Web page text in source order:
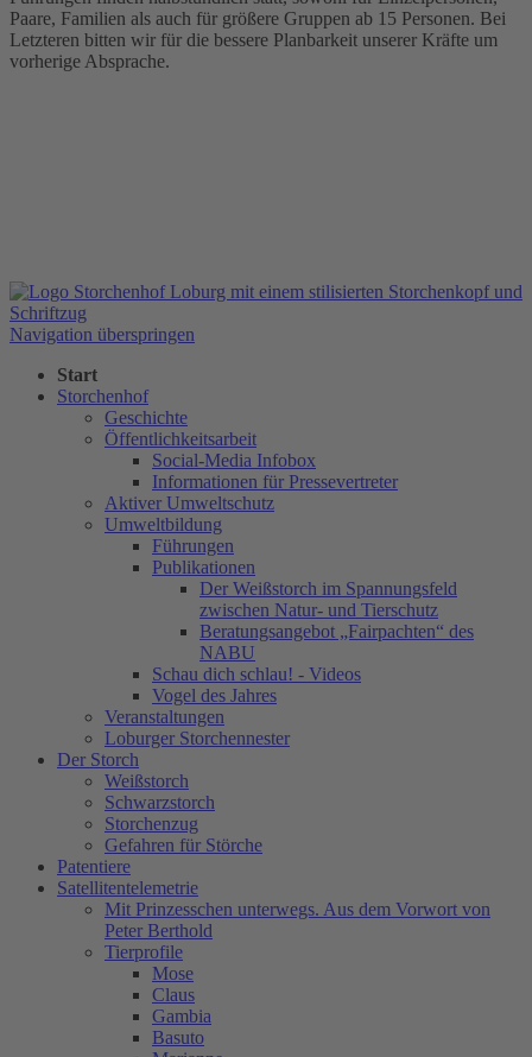
Paare, Familien als auch für größere Gruppen ab 15 Personen. Bei
Letzteren bitten wir für die bessere Planbarkeit unserer Kräfte um
vorherige Absprache.
Navigation überspringen
Start
Storchenhof
Geschichte
Öffentlichkeitsarbeit
Social-Media Infobox
Informationen für Pressevertreter
Aktiver Umweltschutz
Umweltbildung
Führungen
Publikationen
Der Weißstorch im Spannungsfeld
zwischen Natur- und Tierschutz
Beratungsangebot „Fairpachten“ des
NABU
Schau dich schlau! - Videos
Vogel des Jahres
Veranstaltungen
Loburger Storchennester
Der Storch
Weißstorch
Schwarzstorch
Storchenzug
Gefahren für Störche
Patentiere
Satellitentelemetrie
Mit Prinzesschen unterwegs. Aus dem Vorwort von
Peter Berthold
Tierprofile
Mose
Claus
Gambia
Basuto